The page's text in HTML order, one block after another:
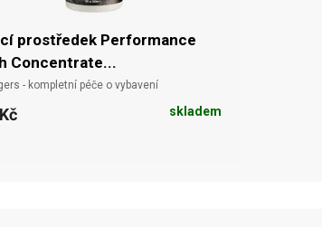
prostředek Performance
Concentrate...
- kompletní péče o vybavení
skladem